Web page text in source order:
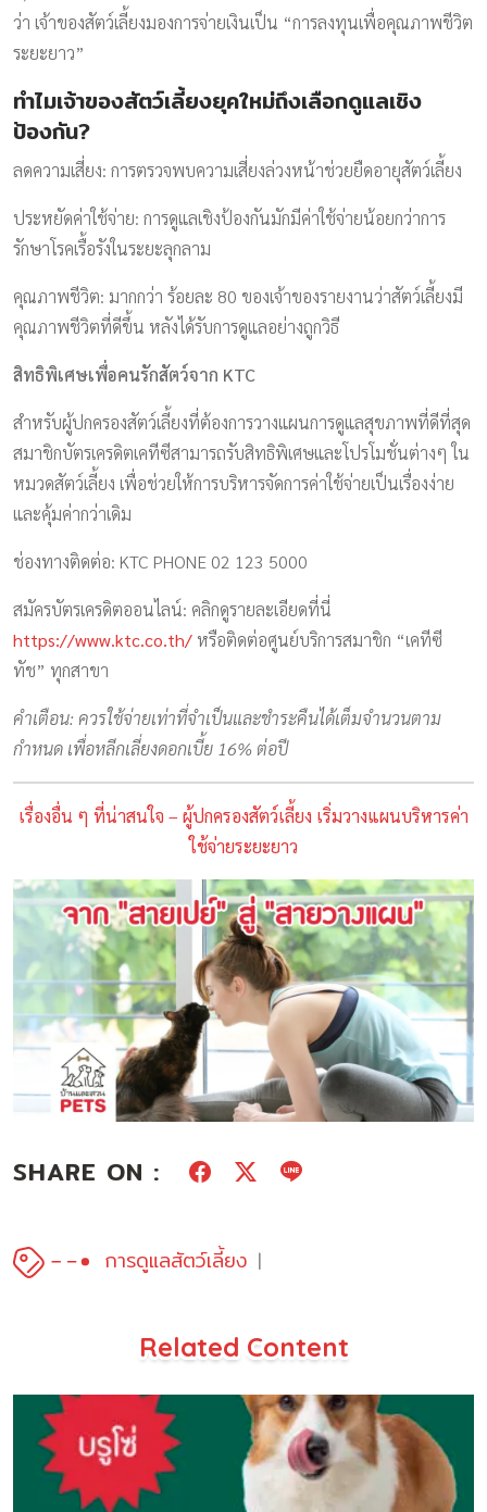
ว่า เจ้าของสัตว์เลี้ยงมองการจ่ายเงินเป็น “การลงทุนเพื่อคุณภาพชีวิต
ระยะยาว”
ทำไมเจ้าของสัตว์เลี้ยงยุคใหม่ถึงเลือกดูแลเชิง
ป้องกัน?
ลดความเสี่ยง: การตรวจพบความเสี่ยงล่วงหน้าช่วยยืดอายุสัตว์เลี้ยง
ประหยัดค่าใช้จ่าย: การดูแลเชิงป้องกันมักมีค่าใช้จ่ายน้อยกว่าการ
รักษาโรคเรื้อรังในระยะลุกลาม
คุณภาพชีวิต: มากกว่า ร้อยละ 80 ของเจ้าของรายงานว่าสัตว์เลี้ยงมี
คุณภาพชีวิตที่ดีขึ้น หลังได้รับการดูแลอย่างถูกวิธี
สิทธิพิเศษเพื่อคนรักสัตว์จาก KTC
สำหรับผู้ปกครองสัตว์เลี้ยงที่ต้องการวางแผนการดูแลสุขภาพที่ดีที่สุด
สมาชิกบัตรเครดิตเคทีซีสามารถรับสิทธิพิเศษและโปรโมชั่นต่างๆ ใน
หมวดสัตว์เลี้ยง เพื่อช่วยให้การบริหารจัดการค่าใช้จ่ายเป็นเรื่องง่าย
และคุ้มค่ากว่าเดิม
ช่องทางติดต่อ: KTC PHONE 02 123 5000
สมัครบัตรเครดิตออนไลน์: คลิกดูรายละเอียดที่นี่
https://www.ktc.co.th/ หรือติดต่อศูนย์บริการสมาชิก “เคทีซี
ทัช” ทุกสาขา
คำเตือน: ควรใช้จ่ายเท่าที่จำเป็นและชำระคืนได้เต็มจำนวนตาม
กำหนด เพื่อหลีกเลี่ยงดอกเบี้ย 16% ต่อปี
เรื่องอื่น ๆ ที่น่าสนใจ – ผู้ปกครองสัตว์เลี้ยง เริ่มวางแผนบริหารค่า
ใช้จ่ายระยะยาว
SHARE ON :
การดูแลสัตว์เลี้ยง
Related Content